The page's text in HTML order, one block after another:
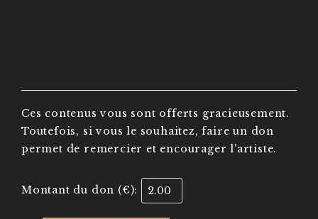
Ces contenus vous sont offerts gracieusement.
Toutefois, si vous le souhaitez, faire un don
permet de remercier et encourager l'artiste.
Montant du don (€):